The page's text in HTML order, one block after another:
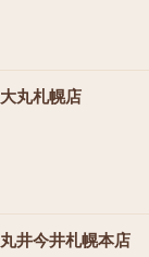
大丸札幌店
丸井今井札幌本店